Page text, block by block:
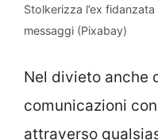
Stolkerizza l’ex
messaggi (Pixabay)
Nel divieto anche
comunicazioni
attraverso